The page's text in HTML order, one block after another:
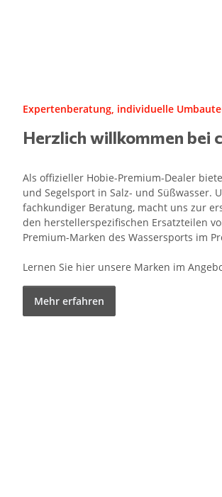
Expertenberatung, individuelle
Herzlich willkommen bei
Als offizieller Hobie-Premium-Dealer
und Segelsport in Salz- und Süßwasser.
fachkundiger Beratung, macht uns zur
den herstellerspezifischen Ersatzteilen
Premium-Marken des Wassersports im
Lernen Sie hier unsere Marken im
Mehr erfahren